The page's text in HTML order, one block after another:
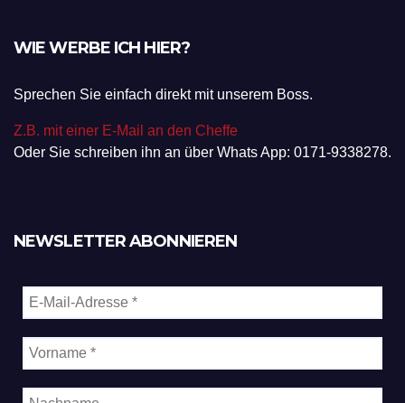
WIE WERBE ICH HIER?
Sprechen Sie einfach direkt mit unserem Boss.
Z.B. mit einer E-Mail an den Cheffe
Oder Sie schreiben ihn an über Whats App: 0171-9338278.
NEWSLETTER ABONNIEREN